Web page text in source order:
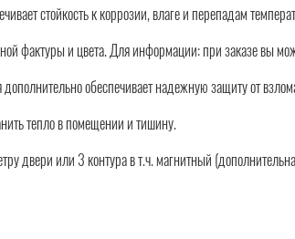
стойкость к коррозии, влаге и перепадам
фактуры и цвета. Для информации: при заказе вы
обеспечивает надежную защиту от
тепло в помещении и тишину.
двери или 3 контура в т.ч. магнитный